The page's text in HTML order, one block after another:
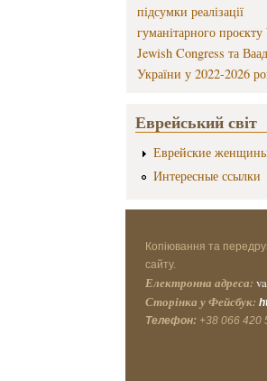
підсумки реалізації
гуманітарного
Jewish Congress та
України у 2022-2026
Еврейський світ
Еврейские
Интересные ссылки
Копіювання та
сайту.
Електронна адреса:
Сторінка у Фейсбук:
Телефон: +38 066 420